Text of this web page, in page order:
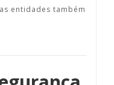
entidades também